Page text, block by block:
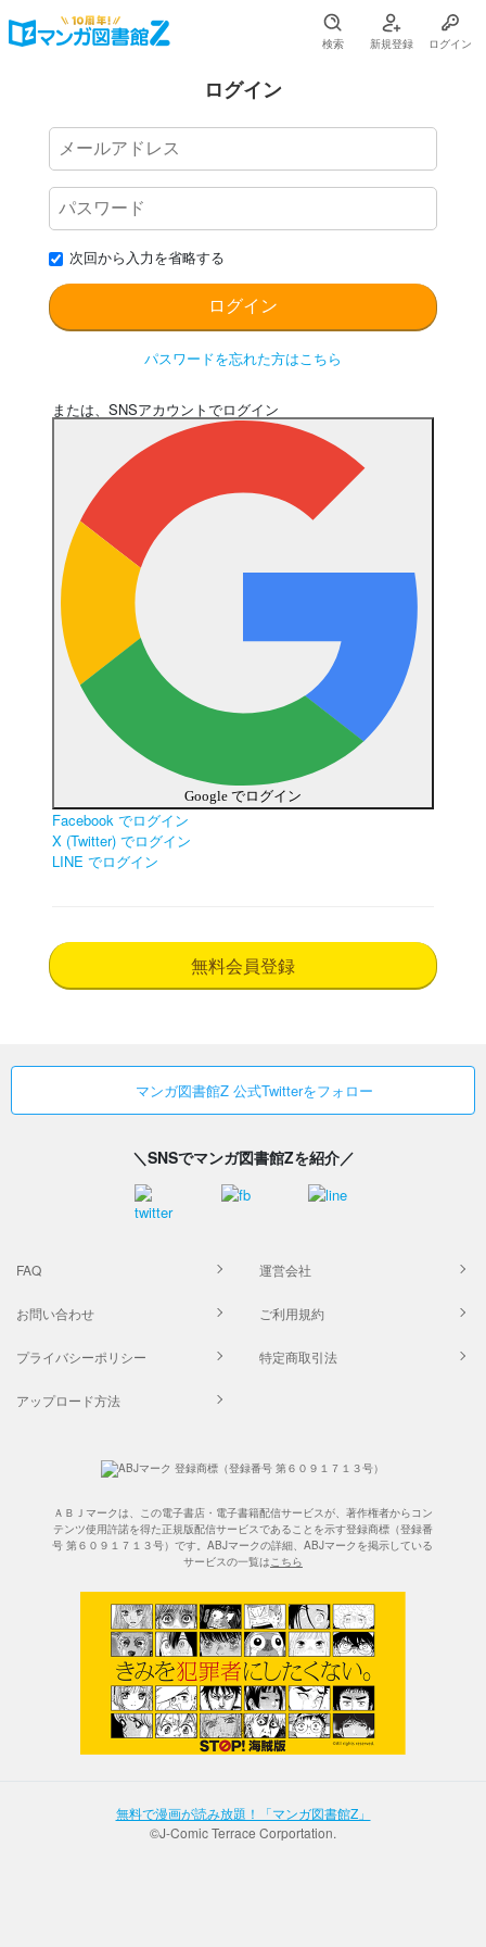
検索 新規登録 ログイン
ログイン
次回から入力を省略する
パスワードを忘れた方はこちら
または、SNSアカウントでログイン
Google でログイン
Facebook でログイン
X (Twitter) でログイン
LINE でログイン
無料会員登録
マンガ図書館Z 公式Twitterをフォロー
＼SNSでマンガ図書館Zを紹介／
FAQ 運営会社
お問い合わせ ご利用規約
プライバシーポリシー 特定商取引法
アップロード方法
ＡＢＪマークは、この電子書店・電子書籍配信サービスが、著作権者からコン
テンツ使用許諾を得た正規版配信サービスであることを示す登録商標（登録番
号 第６０９１７１３号）です。ABJマークの詳細、ABJマークを掲示している
サービスの一覧はこちら
無料で漫画が読み放題！「マンガ図書館Z」
©J-Comic Terrace Corportation.